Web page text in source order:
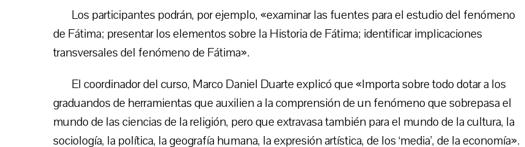
Los participantes podrán, por ejemplo, «examinar las fuentes para el estudio del fenómeno
de Fátima; presentar los elementos sobre la Historia de Fátima; identificar implicaciones
transversales del fenómeno de Fátima».
El coordinador del curso, Marco Daniel Duarte explicó que «Importa sobre todo dotar a los
graduandos de herramientas que auxilien a la comprensión de un fenómeno que sobrepasa el
mundo de las ciencias de la religión, pero que extravasa también para el mundo de la cultura, la
sociología, la política, la geografía humana, la expresión artística, de los ‘media’, de la economía».